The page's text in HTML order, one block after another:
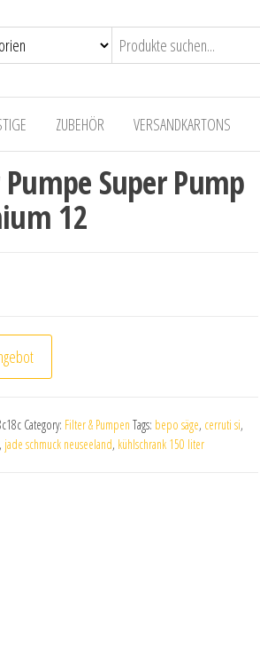
ZUBEHÖR VERSANDKARTONS
Super Pump
12
Category: Filter & Pumpen Tags: bepo säge, cerruti si,
, jade schmuck neuseeland, kühlschrank 150 liter